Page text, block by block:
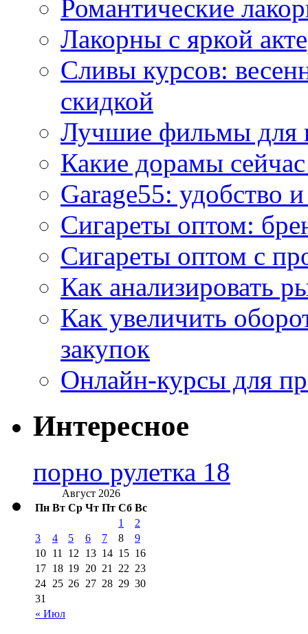
Романтические
Лакорны с яркой
Сливы курсов:
скидкой
Лучшие фильмы для
Какие дорамы
Garage55: удобство
Сигареты оптом:
Сигареты оптом с
Как анализировать
Как увеличить
закупок
Онлайн-курсы для
Интересное
порно рулетка 18
Август 2026
Пн Вт Ср Чт Пт Сб Вс
« Июл
1
2
3
4 5 6 7 8
9
10 11 12 13 14 15 16
17 18 19 20 21 22 23
24 25 26 27 28 29 30
31